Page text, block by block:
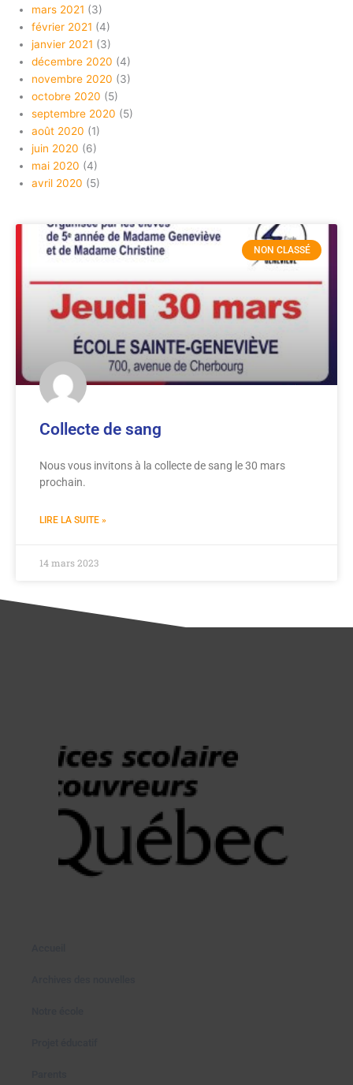
mars 2021 (3)
février 2021 (4)
janvier 2021 (3)
décembre 2020 (4)
novembre 2020 (3)
octobre 2020 (5)
septembre 2020 (5)
août 2020 (1)
juin 2020 (6)
mai 2020 (4)
avril 2020 (5)
NON CLASSÉ
Collecte de sang
Nous vous invitons à la collecte de sang le 30 mars
prochain.
LIRE LA SUITE »
14 mars 2023